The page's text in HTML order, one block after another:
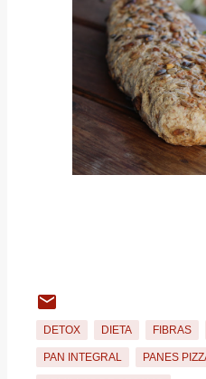
DETOX DIETA FIBRAS
PAN INTEGRAL PANES